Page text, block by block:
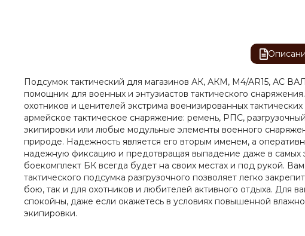
Подсумок тактический для магазинов АК, АКМ, M4/AR15, АС
помощник для военных и энтузиастов тактического
охотников и ценителей экстрима военизированных
армейское тактическое снаряжение: ремень, РПС,
экипировки или любые модульные элементы военного
природе. Надежность является его вторым именем, а
надежную фиксацию и предотвращая выпадение даже в самых
боекомплект БК всегда будет на своих местах и под рукой.
тактического подсумка разгрузочного позволяет легко
бою, так и для охотников и любителей активного отдыха. Для
спокойны, даже если окажетесь в условиях повышенной
экипировки.